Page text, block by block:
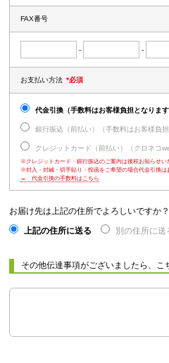
FAX番号
- -
お支払い方法 *必須
代金引換（手数料はお客様負担となります
銀行振込（前払い）（手数料はお客様負担
クレジットカード（前払い）（クロネコ
※クレジットカード・銀行振込のご案内は後程お知らせい
※封入・封緘・切手貼り・投函をご希望の場合代金引換は
→ 代金引換の手数料はこちら
お届け先は上記の住所でよろしいですか？
上記の住所に送る
別の住所に送
その他伝達事項がございましたら、こ